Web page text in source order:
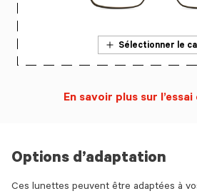
Options d’adaptation
Ces lunettes peuvent être adaptées à
Sélectionner le
En savoir plus sur